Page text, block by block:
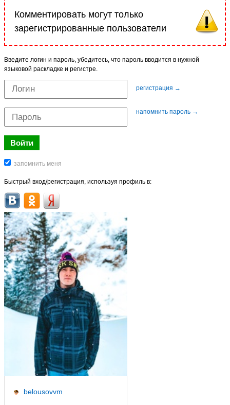
Комментировать могут только
зарегистрированные пользователи
Введите логин и пароль, убедитесь, что пароль вводится в нужной
языковой раскладке и регистре.
регистрация →
напомнить пароль →
Быстрый вход/регистрация, используя профиль в:
belousovvm